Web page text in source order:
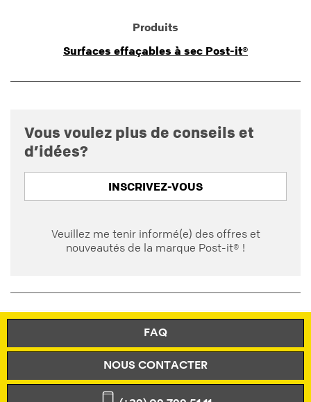
Produits
Surfaces effaçables à sec Post-it®
Vous voulez plus de conseils et
d’idées?
INSCRIVEZ-VOUS
Veuillez me tenir informé(e) des offres et
nouveautés de la marque Post-it® !
FAQ
NOUS CONTACTER